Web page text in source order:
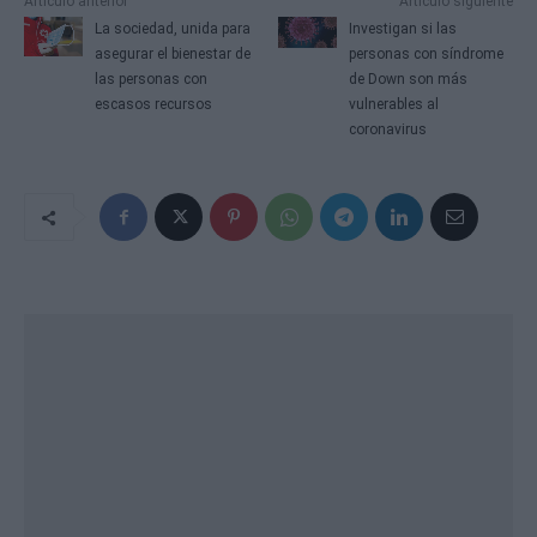
La sociedad, unida para
asegurar el bienestar de
las personas con
escasos recursos
Investigan si las
personas con síndrome
de Down son más
vulnerables al
coronavirus